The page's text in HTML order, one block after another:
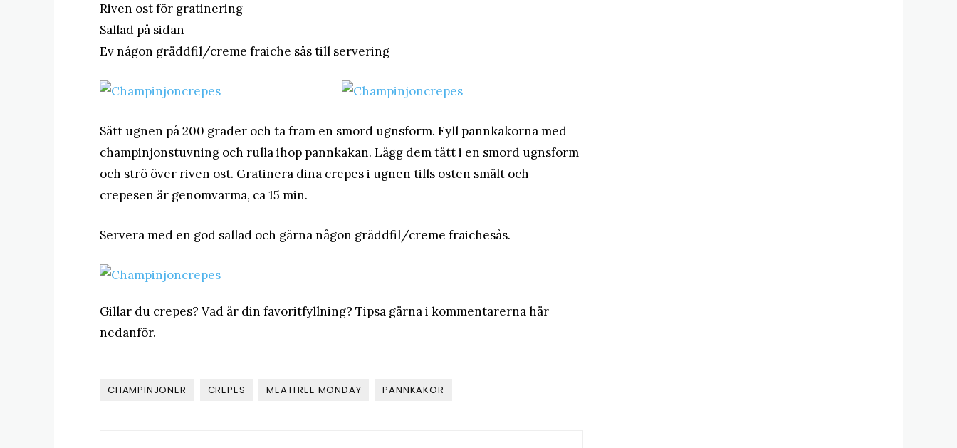
Riven ost för gratinering
Sallad på sidan
Ev någon gräddfil/creme fraiche sås till servering
Sätt ugnen på 200 grader och ta fram en smord ugnsform. Fyll pannkakorna med
champinjonstuvning och rulla ihop pannkakan. Lägg dem tätt i en smord ugnsform
och strö över riven ost. Gratinera dina crepes i ugnen tills osten smält och
crepesen är genomvarma, ca 15 min.
Servera med en god sallad och gärna någon gräddfil/creme fraichesås.
Gillar du crepes? Vad är din favoritfyllning? Tipsa gärna i kommentarerna här
nedanför.
CHAMPINJONER CREPES MEATFREE MONDAY PANNKAKOR